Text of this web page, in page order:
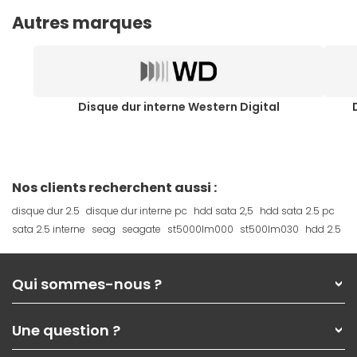
Autres marques
Disque dur interne Western Digital
Nos clients recherchent aussi :
disque dur 2.5 disque dur interne pc hdd sata 2,5 hdd sata 2.5 pc
sata 2.5 interne seag seagate st5000lm000 st500lm030 hdd 2.5
Qui sommes-nous ?
Nos services
Les magasins Materiel.net
Une question ?